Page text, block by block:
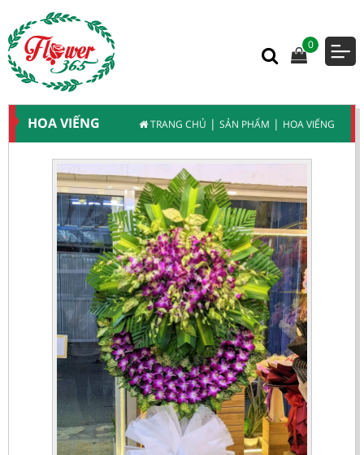
0
HOA VIẾNG TRANG CHỦ | SẢN PHẨM | HOA VIẾNG